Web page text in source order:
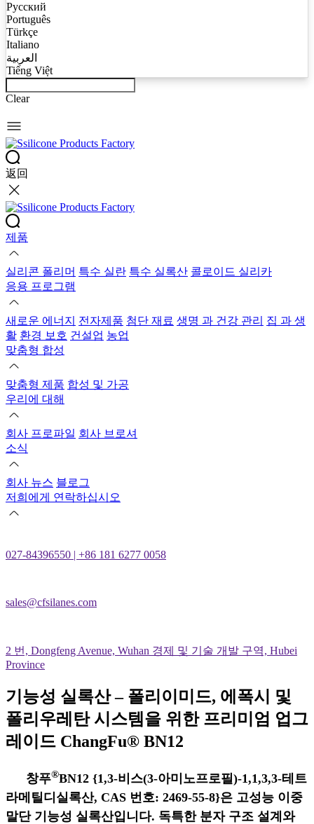
Русский
Português
Türkçe
Italiano
العربية
Tiếng Việt
Clear
返回
제품
실리콘 폴리머 특수 실란 특수 실록산 콜로이드 실리카
응용 프로그램
새로운 에너지 전자제품 첨단 재료 생명 과 건강 관리 집 과 생
활 환경 보호 건설업 농업
맞춤형 합성
맞춤형 제품 합성 및 가공
우리에 대해
회사 프로파일 회사 브로셔
소식
회사 뉴스 블로그
저희에게 연락하십시오
027-84396550 | +86 181 6277 0058
sales@cfsilanes.com
2 번, Dongfeng Avenue, Wuhan 경제 및 기술 개발 구역, Hubei
Province
기능성 실록산 – 폴리이미드, 에폭시 및
폴리우레탄 시스템을 위한 프리미엄 업그
레이드 ChangFu® BN12
창푸®BN12 {1,3-비스(3-아미노프로필)-1,1,3,3-테트
라메틸디실록산, CAS 번호: 2469-55-8}은 고성능 이중
말단 기능성 실록산입니다. 독특한 분자 구조 설계와